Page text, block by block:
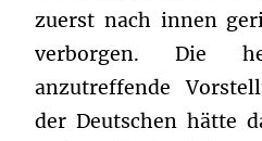
zuerst nach innen
verborgen. Die
anzutreffende
der Deutschen hätte